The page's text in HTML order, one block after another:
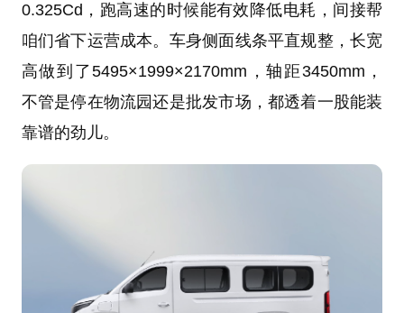
0.325Cd，跑高速的时候能有效降低电耗，间接帮
咱们省下运营成本。车身侧面线条平直规整，长宽
高做到了5495×1999×2170mm，轴距3450mm，
不管是停在物流园还是批发市场，都透着一股能装
靠谱的劲儿。